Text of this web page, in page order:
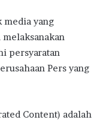
media yang
persyaratan
Pers yang
Content) adalah